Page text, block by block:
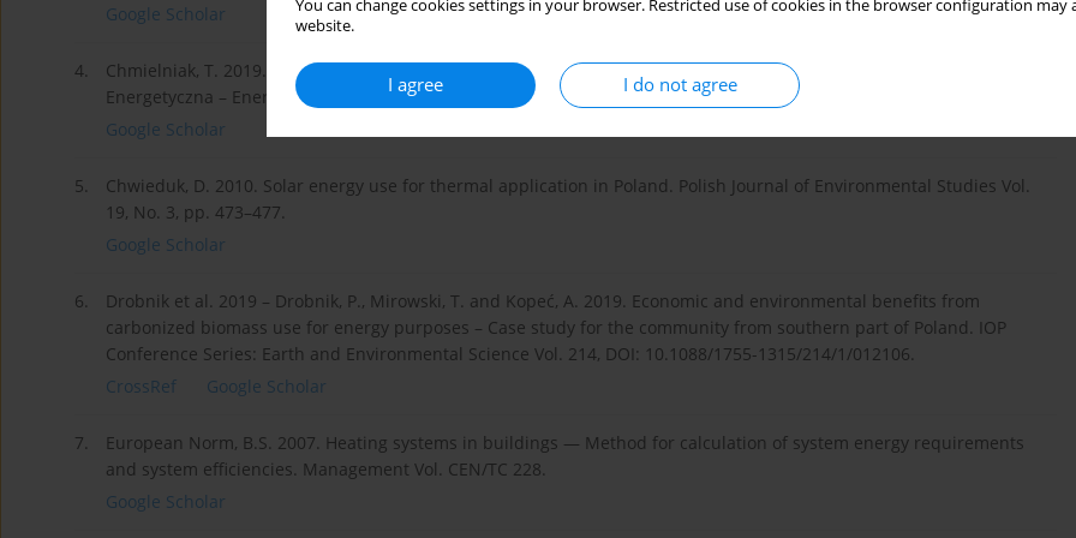
You can change cookies settings in your browser. Restricted use of cookies in the browser configuration
website.
I agree I do not agree
Google Scholar
4.
Chmielniak, T. 2019. Wind and solar energy technologies of hydrogen production – a review of issues. Polityka
Energetyczna – Energy Policy Journal Vol. 22, Iss. 4, pp. 5–20.
Google Scholar
5.
Chwieduk, D. 2010. Solar energy use for thermal application in Poland. Polish Journal of Environmental Studies Vol.
19, No. 3, pp. 473–477.
Google Scholar
6.
Drobnik et al. 2019 – Drobnik, P., Mirowski, T. and Kopeć, A. 2019. Economic and environmental benefits from
carbonized biomass use for energy purposes – Case study for the community from southern part of Poland. IOP
Conference Series: Earth and Environmental Science Vol. 214, DOI: 10.1088/1755-1315/214/1/012106.
CrossRef
Google Scholar
7.
European Norm, B.S. 2007. Heating systems in buildings — Method for calculation of system energy requirements
and system efficiencies. Management Vol. CEN/TC 228.
Google Scholar